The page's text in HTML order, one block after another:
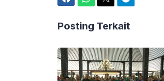
Posting Terkait